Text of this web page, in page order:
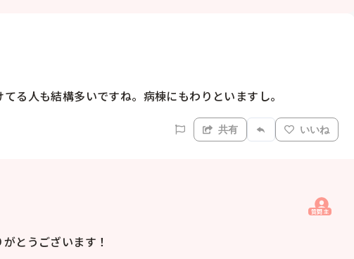
る人も結構多いですね。病棟にもわりといますし。
共有 いいね
質問主
とうございます！